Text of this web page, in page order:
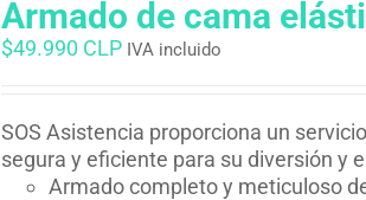
Armado de cama
$49.990 CLP IVA incluido
SOS Asistencia proporciona un
segura y eficiente para su diversión y
Armado completo y meticuloso